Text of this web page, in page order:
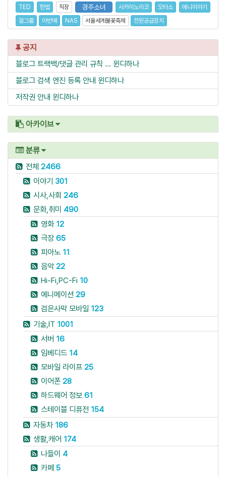
TED
헌법 직장 경주소녀 사카이노리코 모터쇼
에니이야기
걸그룹
아반떼 NAS 서울세계불꽃축제 전원공급장치
공지
블로그 트랙백/댓글 관리 규칙 ... 윈디하나
블로그 검색 엔진 등록 안내 윈디하나
저작권 안내 윈디하나
아카이브
분류
전체 2466
이야기 301
시사,사회 246
문화,취미 490
영화 12
극장65
피아노 11
음악22
Hi-Fi,PC-Fi 10
에니메이션 29
검은사막 모바일 123
기술,IT 1001
서버 16
임베디드 14
모바일 라이프 25
이어폰 28
하드웨어 정보 61
스테이블 디퓨전 154
자동차 186
생활,캐어 174
나들이 4
카페 5